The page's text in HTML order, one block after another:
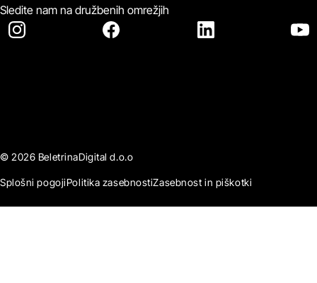
Sledite nam na družbenih omrežjih
© 2026 BeletrinaDigital d.o.o
Splošni pogojiPolitika zasebnostiZasebnost in piškotki